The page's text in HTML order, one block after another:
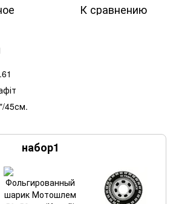
К сравнению
45см.
набор1